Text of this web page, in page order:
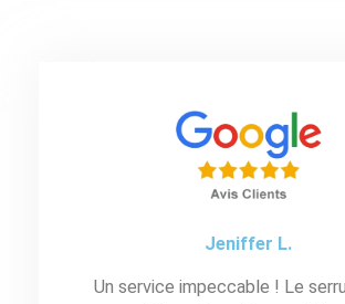
Jeniffer L.
Un service impeccable ! Le